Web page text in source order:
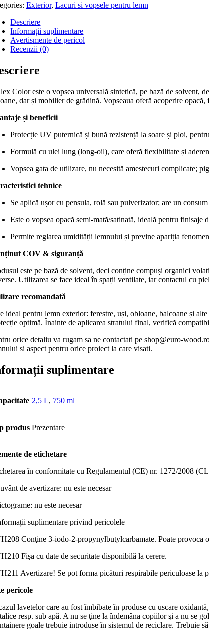
Exterior, Lacuri si vopsele pentru lemn
Descriere
Informații suplimentare
Avertismente de pericol
Recenzii (0)
Color este o vopsea universală sintetică, pe bază de solvent,
dar și mobilier de grădină. Vopseaua oferă acoperire
și beneficii
Protecție UV puternică și bună rezistență la soare și ploi,
Formulă cu ulei lung (long-oil), care oferă flexibilitate și
Vopsea gata de utilizare, nu necesită amestecuri
tehnice
Se aplică ușor cu pensula, rolă sau pulverizator; are un
Este o vopsea opacă semi-mată/satinată, ideală pentru finisaje
Permite reglarea umidității lemnului și previne apariția
COV & siguranță
este pe bază de solvent, deci conține compuși organici
Utilizarea se face ideal în spații ventilate, iar contactul cu
recomandată
ideal pentru lemn exterior: ferestre, uși, obloane, balcoane și
optimă. Înainte de aplicarea stratului final, verifică
orice detaliu va rugam sa ne contactati pe shop@euro-
si aspect pentru orice proiect la care visati.
suplimentare
2,5 L, 750 ml
produs Prezentare
de etichetare
în conformitate cu Regulamentul (CE) nr. 1272/2008
de avertizare: nu este necesar
nu este necesar
suplimentare privind pericolele
Conţine 3-iodo-2-propynylbutylcarbamate. Poate provoca
Fişa cu date de securitate disponibilă la cerere.
Avertizare! Se pot forma picături respirabile periculoase la
pericole
lavetelor care au fost îmbibate în produse cu uscare
resp. sub apă. A nu se ţine la îndemâna copiilor şi a nu se
goale trebuie introduse în sistemul de reciclare. Trebuie